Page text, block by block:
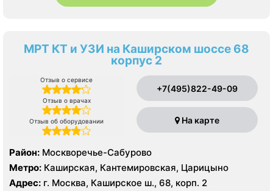
МРТ КТ и УЗИ на Каширском шоссе 68
корпус 2
Отзыв о сервисе
Отзыв о врачах
Отзыв об оборудовании
+7(495)822-49-09
На карте
Район: Москворечье-Сабурово
Метро: Каширская, Кантемировская, Царицыно
Адрес: г. Москва, Каширское ш., 68, корп. 2